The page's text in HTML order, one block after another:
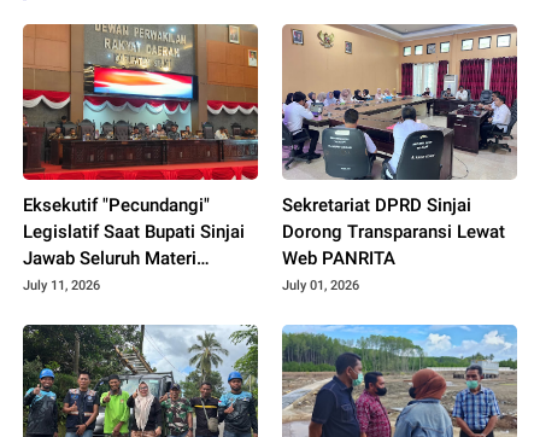
Eksekutif "Pecundangi"
Legislatif Saat Bupati Sinjai
Jawab Seluruh Materi
Interpelasi
July 11, 2026
Sekretariat DPRD Sinjai
Dorong Transparansi Lewat
Web PANRITA
July 01, 2026